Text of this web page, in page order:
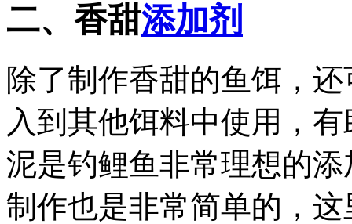
二、香甜添加剂
除了制作香甜的鱼饵，
入到其他饵料中使用，
泥是钓鲤鱼非常理想的
制作也是非常简单的，